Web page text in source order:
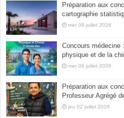
Préparation aux
cartographie
mer 08 juillet 2026
Concours médecine
physique et de la
mer 08 juillet 2026
Préparation aux
Professeur Agrégé
jeu 02 juillet 2026